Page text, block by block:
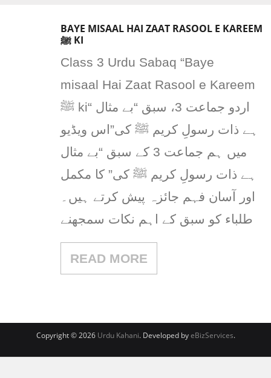
BAYE MISAAL HAI ZAAT RASOOL E KAREEM
ﷺ KI
Class 3 Urdu Sabaq “Baye
misaal Hai Zaat Rasool e Kareem
ﷺ ki“ اردو جماعت 3، سبق “بے مثال
ہے ذات رسولِ کریم ﷺ کی”اس ویڈیو
میں ہم جماعت 3 کے سبق “بے مثال
ہے ذات رسولِ کریم ﷺ کی” کا مکمل
اور آسان فہم جائزہ پیش کرتے ہیں۔
طلباء کو سبق کے اہم نکات سمجھنے
READ MORE
Copyright © 2026 Urdu Kahani. Developed byeBizServices.